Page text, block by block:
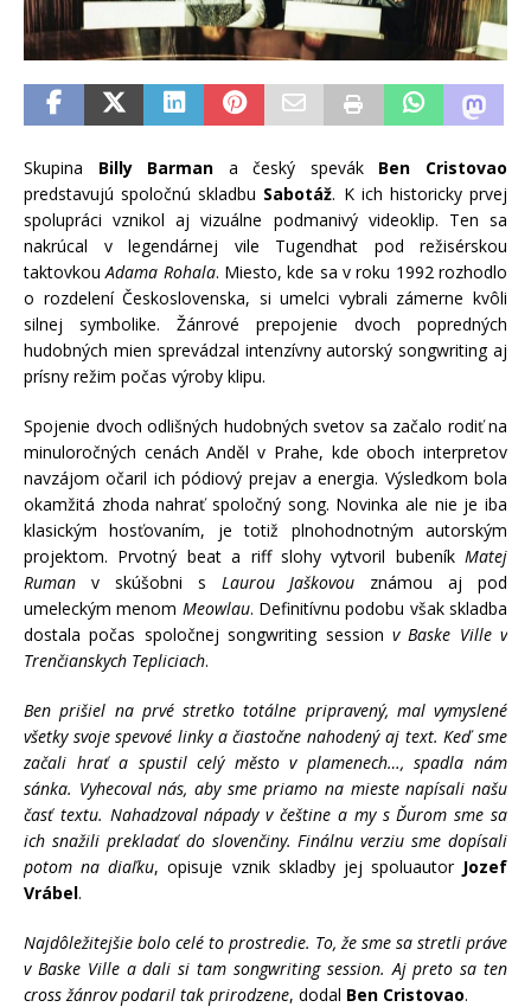
Skupina Billy Barman a český spevák Ben Cristovao
predstavujú spoločnú skladbu Sabotáž. K ich historicky prvej
spolupráci vznikol aj vizuálne podmanivý videoklip. Ten sa
nakrúcal v legendárnej vile Tugendhat pod režisérskou
taktovkouAdama Rohala. Miesto, kde sa v roku 1992 rozhodlo
o rozdelení Československa, si umelci vybrali zámerne kvôli
silnej symbolike. Žánrové prepojenie dvoch popredných
hudobných mien sprevádzal intenzívny autorský songwriting aj
prísny režim počas výroby klipu.
Spojenie dvoch odlišných hudobných svetov sa začalo rodiť na
minuloročných cenách Anděl v Prahe, kde oboch interpretov
navzájom očaril ich pódiový prejav a energia. Výsledkom bola
okamžitá zhoda nahrať spoločný song. Novinka ale nie je iba
klasickým hosťovaním, je totiž plnohodnotným autorským
projektom. Prvotný beat a riff slohy vytvoril bubeník Matej
Ruman v skúšobni s Laurou Jaškovou známou aj pod
umeleckým menom Meowlau. Definitívnu podobu však skladba
dostala počas spoločnej songwriting session v Baske Ville v
Trenčianskych Tepliciach.
Ben prišiel na prvé stretko totálne pripravený, mal vymyslené
všetky svoje spevové linky a čiastočne nahodený aj text. Keď sme
začali hrať a spustilcelý město v plamenech…, spadla nám
sánka. Vyhecoval nás, aby sme priamo na mieste napísali našu
časť textu. Nahadzoval nápady v češtine a my s Ďurom sme sa
ich snažili prekladať do slovenčiny. Finálnu verziu sme dopísali
potom na diaľku, opisuje vznik skladby jej spoluautor Jozef
Vrábel.
Najdôležitejšie bolo celé to prostredie. To, že sme sa stretli práve
v Baske Ville a dali si tam songwriting session. Aj preto sa ten
cross žánrov podaril tak prirodzene, dodal Ben Cristovao.